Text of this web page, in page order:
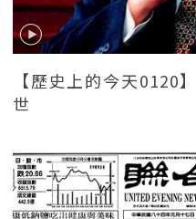
【歷史上的今天0120
世